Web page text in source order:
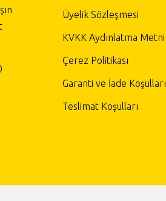
Üyelik Sözleşmesi
KVKK Aydınlatma Metni
Çerez Politikası
Garanti ve İade Koşulları
Teslimat Koşulları